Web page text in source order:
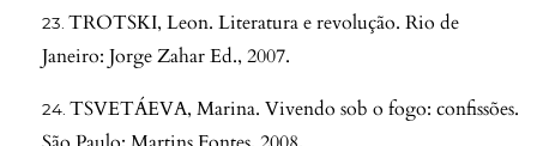
TROTSKI, Leon. Literatura e revolução. Rio de
Janeiro: Jorge Zahar Ed., 2007.
TSVETÁEVA, Marina. Vivendo sob o fogo: confissões.